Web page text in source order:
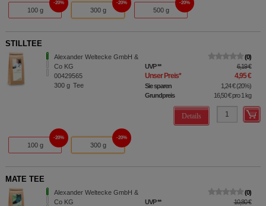
100 g
20%
300 g
20%
500 g
20%
STILLTEE
Alexander Weltecke GmbH &
Co KG
00429565
300 g Tee
0
UVP** 6,19 €
Unser Preis* 4,95 €
Sie sparen 1,24 €(20%)
Grundpreis
16,50 €pro 1 kg
Details
100 g
20%
300 g
20%
MATE TEE
Alexander Weltecke GmbH &
Co KG
0
UVP** 10,80 €